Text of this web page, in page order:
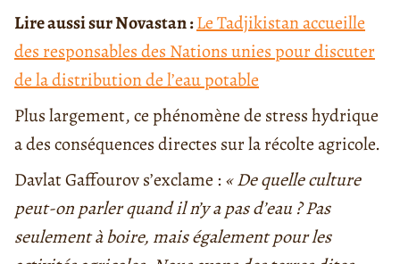
Lire aussi sur Novastan :Le Tadjikistan accueille
des responsables des Nations unies pour discuter
de la distribution de l’eau potable
Plus largement, ce phénomène de stress hydrique
a des conséquences directes sur la récolte agricole.
Davlat Gaffourov s’exclame : « De quelle culture
peut-on parler quand il n’y a pas d’eau ? Pas
seulement à boire, mais également pour les